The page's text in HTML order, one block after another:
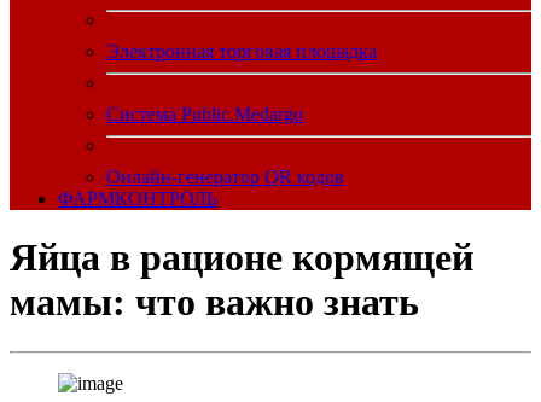
Электронная торговая площадка
Система Public.Medargo
Онлайн-генератор QR кодов
ФАРМКОНТРОЛЬ
Яйца в рационе кормящей
мамы: что важно знать